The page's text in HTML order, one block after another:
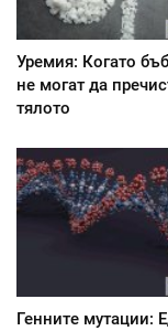
Уремия: Когато
не могат да
тялото
Генните мутации: